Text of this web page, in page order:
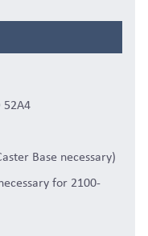
52A4
Base necessary)
for 2100-